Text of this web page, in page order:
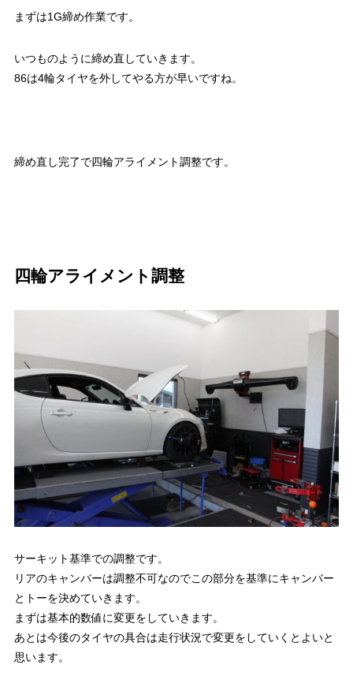
まずは1G締め作業です。
いつものように締め直していきます。
86は4輪タイヤを外してやる方が早いですね。
締め直し完了で四輪アライメント調整です。
四輪アライメント調整
サーキット基準での調整です。
リアのキャンバーは調整不可なのでこの部分を基準にキャンバー
とトーを決めていきます。
まずは基本的数値に変更をしていきます。
あとは今後のタイヤの具合は走行状況で変更をしていくとよいと
思います。